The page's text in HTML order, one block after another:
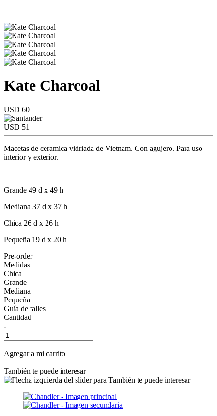
Kate Charcoal
USD 60
USD 51
Macetas de ceramica vidriada de Vietnam. Con agujero. Para uso
interior y exterior.
Grande 49 d x 49 h
Mediana 37 d x 37 h
Chica 26 d x 26 h
Pequeña 19 d x 20 h
Pre-order
Medidas
Chica
Grande
Mediana
Pequeña
Guía de talles
Cantidad
-
+
Agregar a mi carrito
También te puede interesar